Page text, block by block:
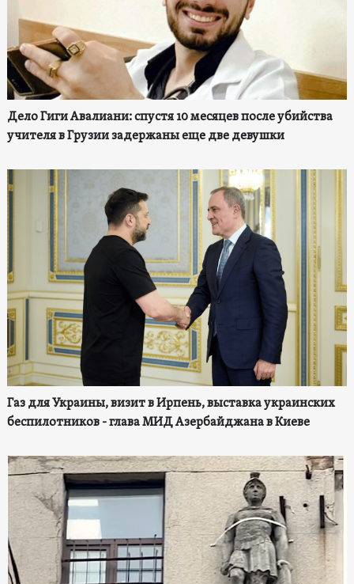
Дело Гиги Авалиани: спустя 10 месяцев после убийства
учителя в Грузии задержаны еще две девушки
Газ для Украины, визит в Ирпень, выставка украинских
беспилотников - глава МИД Азербайджана в Киеве